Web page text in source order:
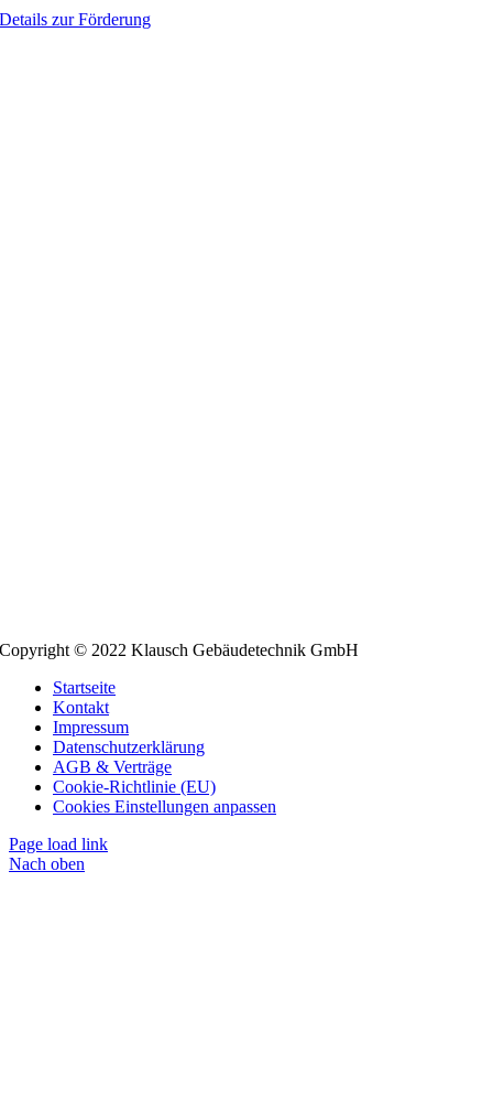
Details zur Förderung
Copyright © 2022 Klausch Gebäudetechnik GmbH
Startseite
Kontakt
Impressum
Datenschutzerklärung
AGB & Verträge
Cookie-Richtlinie (EU)
Cookies Einstellungen anpassen
Page load link
Nach oben